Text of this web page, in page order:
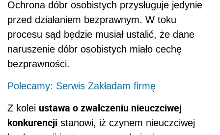
Ochrona dóbr osobistych przysługuje jedynie
przed działaniem bezprawnym. W toku
procesu sąd będzie musiał ustalić, że dane
naruszenie dóbr osobistych miało cechę
bezprawności.
Polecamy: Serwis Zakładam firmę
Z kolei ustawa o zwalczeniu nieuczciwej
konkurencji stanowi, iż czynem nieuczciwej